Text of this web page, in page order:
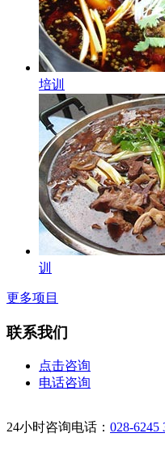
培训
训
更多项目
联系我们
点击咨询
电话咨询
24小时咨询电话： 028-6245